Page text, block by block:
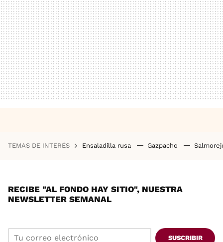
TEMAS DE INTERÉS Ensaladilla rusa Gazpacho
RECIBE "AL FONDO HAY SITIO", NUESTRA
NEWSLETTER SEMANAL
SUSCRIBIR